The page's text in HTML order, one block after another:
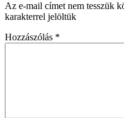
Az e-mail címet nem tesszük
karakterrel jelöltük
Hozzászólás *